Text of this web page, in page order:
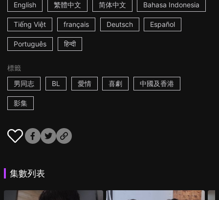
English
繁體中文 简体中文 Bahasa Indonesia
Tiếng Việt français Deutsch Español
Português हिन्दी
標籤
男同志
BL 愛情 喜劇 中國及香港
影集
集數列表